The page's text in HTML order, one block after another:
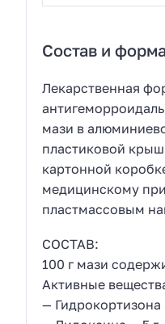
Состав и
Лекарственная
мази в
пластиковой
картонной
медицинскому
пластмассовым
СОСТАВ:
100 г мази
Активные
— Гидрокортизона